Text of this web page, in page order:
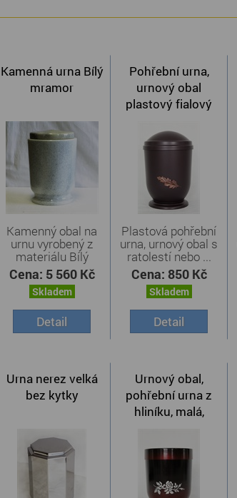
Kamenná urna Bílý
mramor
Kamenný obal na
urnu vyrobený z
materiálu Bílý
Mramor. ...
Cena: 5 560 Kč
Skladem
Detail
Pohřební urna,
urnový obal
plastový fialový
Plastová pohřební
urna, urnový obal s
ratolestí nebo ...
Cena: 850 Kč
Skladem
Detail
Urna nerez velká
bez kytky
Urnový obal,
pohřební urna z
hliníku, malá,